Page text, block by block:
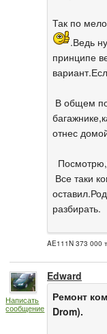
Так по
.Ведь
принципе
В общем
отнес
Все таки
разбирать.
AE111N 373 000
Написать
сообщение
Edward
Ремонт
Drom).